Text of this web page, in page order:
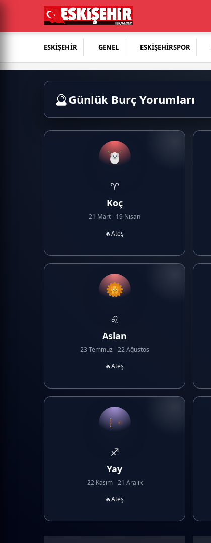
ESKİŞEHİR GENEL ESKİŞEHİRSPOR
🔮Günlük Burç Yorumları
♈
Koç
21 Mart - 19 Nisan
🔥Ateş
♌
Aslan
23 Temmuz - 22 Ağustos
🔥Ateş
♐
Yay
22 Kasım - 21 Aralık
🔥Ateş